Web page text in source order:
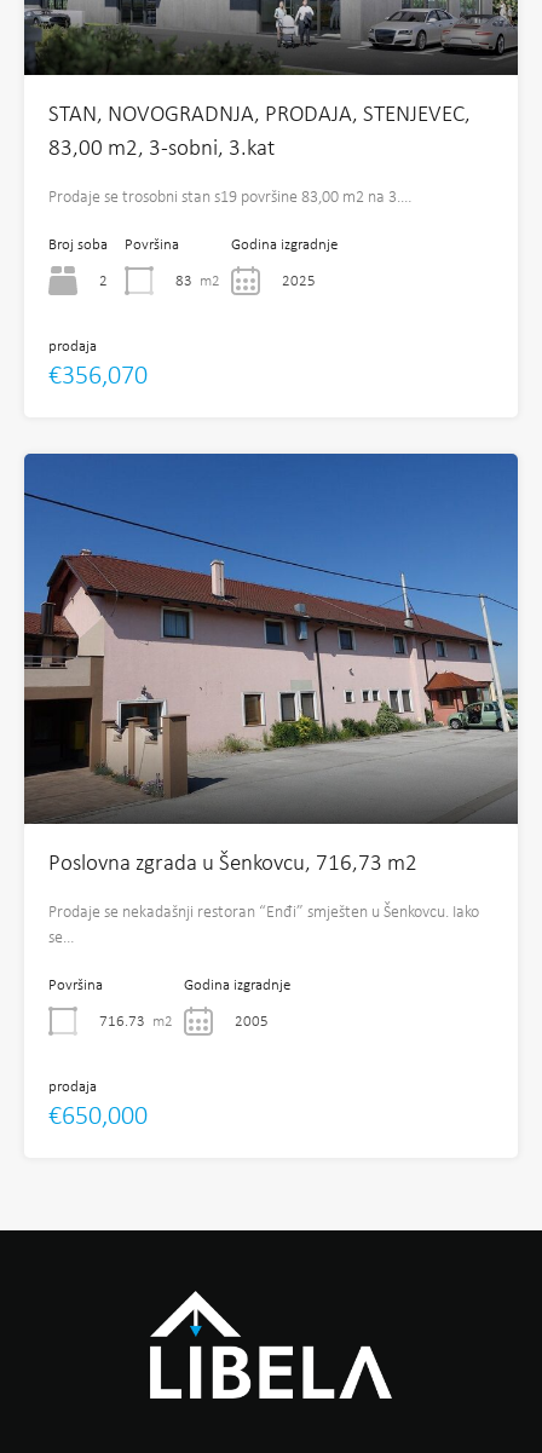
STAN, NOVOGRADNJA, PRODAJA, STENJEVEC,
83,00 m2, 3-sobni, 3.kat
Prodaje se trosobni stan s19 površine 83,00 m2 na 3.…
Broj soba
2
Površina
83 m2
Godina izgradnje
2025
prodaja
€356,070
Poslovna zgrada u Šenkovcu, 716,73 m2
Prodaje se nekadašnji restoran “Enđi” smješten u Šenkovcu. Iako
se…
Površina
716.73 m2
Godina izgradnje
2005
prodaja
€650,000